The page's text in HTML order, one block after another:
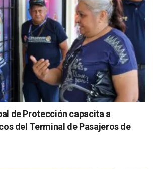
de Protección capacita a
del Terminal de Pasajeros de